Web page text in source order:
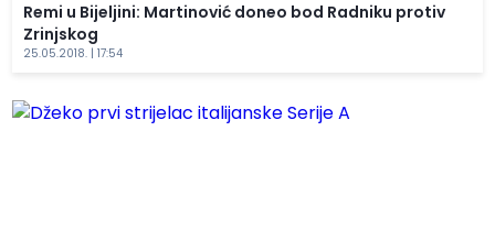
Remi u Bijeljini: Martinović doneo bod Radniku protiv
Zrinjskog
25.05.2018. | 17:54